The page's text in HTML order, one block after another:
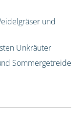
und
Unkräuter
Sommergetreide